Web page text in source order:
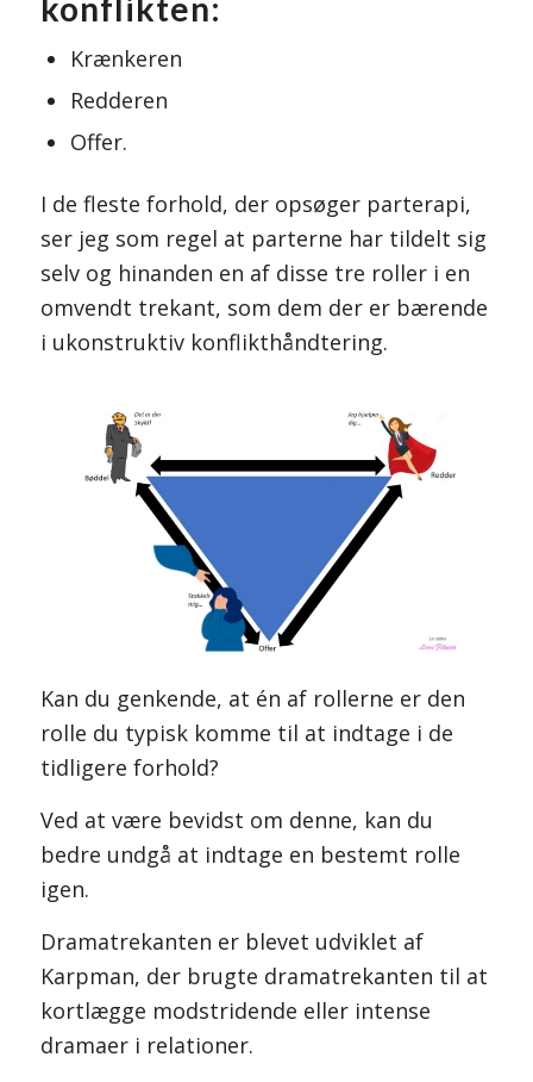
konflikten:
Krænkeren
Redderen
Offer.
I de fleste forhold, der opsøger parterapi,
ser jeg som regel at parterne har tildelt sig
selv og hinanden en af disse tre roller i en
omvendt trekant, som dem der er bærende
i ukonstruktiv konflikthåndtering.
Kan du genkende, at én af rollerne er den
rolle du typisk komme til at indtage i de
tidligere forhold?
Ved at være bevidst om denne, kan du
bedre undgå at indtage en bestemt rolle
igen.
Dramatrekanten er blevet udviklet af
Karpman, der brugte dramatrekanten til at
kortlægge modstridende eller intense
dramaer i relationer.